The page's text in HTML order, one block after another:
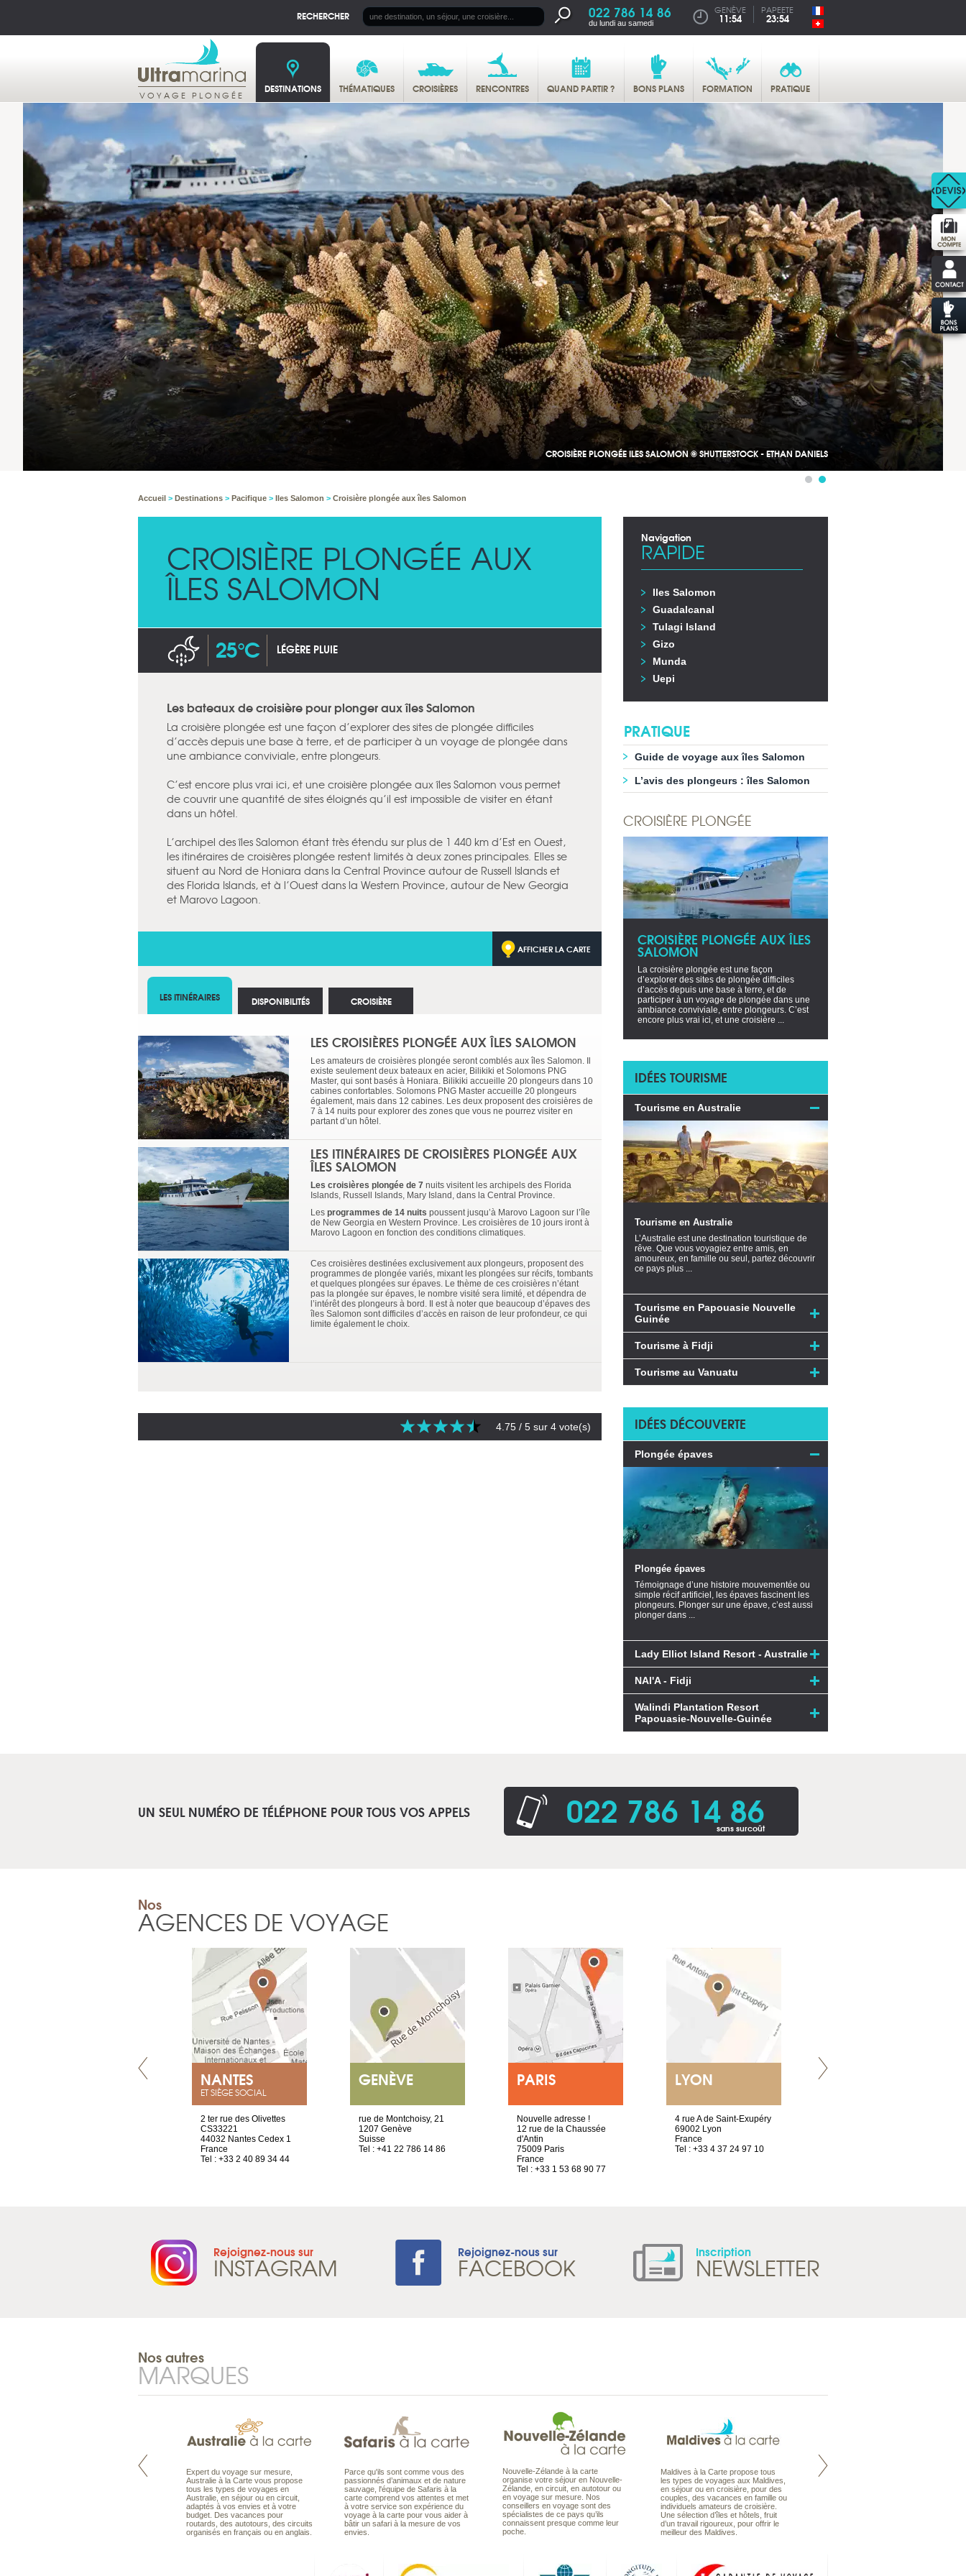
RECHERCHER 022 786 14 86
du lundi au samedi
GENÈVE
11:54
PAPEETE
23:54
VOYAGE PLONGÉE DESTINATIONS THÉMATIQUES CROISIÈRES RENCONTRES QUAND PARTIR ? BONS PLANS FORMATION PRATIQUE
CROISIÈRE PLONGÉE ILES SALOMON © SHUTTERSTOCK - ETHAN DANIELS
Accueil > Destinations > Pacifique > Iles Salomon > Croisière plongée aux îles Salomon
CROISIÈRE PLONGÉE AUX
ÎLES SALOMON
25°C LÉGÈRE PLUIE
Les bateaux de croisière pour plonger aux îles Salomon
La croisière plongée est une façon d’explorer des sites de plongée difficiles
d’accès depuis une base à terre, et de participer à un voyage de plongée dans
une ambiance conviviale, entre plongeurs.
C’est encore plus vrai ici, et une croisière plongée aux îles Salomon vous permet
de couvrir une quantité de sites éloignés qu’il est impossible de visiter en étant
dans un hôtel.
L’archipel des îles Salomon étant très étendu sur plus de 1 440 km d’Est en Ouest,
les itinéraires de croisières plongée restent limités à deux zones principales. Elles se
situent au Nord de Honiara dans la Central Province autour de Russell Islands et
des Florida Islands, et à l’Ouest dans la Western Province, autour de New Georgia
et Marovo Lagoon.
AFFICHER LA CARTE
LES ITINÉRAIRES
LES CROISIÈRES PLONGÉE AUX ÎLES SALOMON
Les amateurs de croisières plongée seront comblés aux îles Salomon. Il
existe seulement deux bateaux en acier, Bilikiki et Solomons PNG
Master, qui sont basés à Honiara. Bilikiki accueille 20 plongeurs dans 10
cabines confortables. Solomons PNG Master accueille 20 plongeurs
également, mais dans 12 cabines. Les deux proposent des croisières de
7 à 14 nuits pour explorer des zones que vous ne pourrez visiter en
partant d’un hôtel.
LES ITINÉRAIRES DE CROISIÈRES PLONGÉE AUX
ÎLES SALOMON
Les croisières plongée de 7 nuits visitent les archipels des Florida
Islands, Russell Islands, Mary Island, dans la Central Province.
Les programmes de 14 nuits poussent jusqu’à Marovo Lagoon sur l’île
de New Georgia en Western Province. Les croisières de 10 jours iront à
Marovo Lagoon en fonction des conditions climatiques.
Ces croisières destinées exclusivement aux plongeurs, proposent des
programmes de plongée variés, mixant les plongées sur récifs, tombants
et quelques plongées sur épaves. Le thème de ces croisières n’étant
pas la plongée sur épaves, le nombre visité sera limité, et dépendra de
l’intérêt des plongeurs à bord. Il est à noter que beaucoup d’épaves des
îles Salomon sont difficiles d’accès en raison de leur profondeur, ce qui
limite également le choix.
DISPONIBILITÉS CROISIÈRE
4.75 / 5 sur 4 vote(s)
Navigation
RAPIDE
Iles Salomon
Guadalcanal
Tulagi Island
Gizo
Munda
Uepi
PRATIQUE
Guide de voyage aux îles Salomon
L’avis des plongeurs : îles Salomon
CROISIÈRE PLONGÉE
CROISIÈRE PLONGÉE AUX ÎLES
SALOMON
La croisière plongée est une façon
d’explorer des sites de plongée difficiles
d’accès depuis une base à terre, et de
participer à un voyage de plongée dans une
ambiance conviviale, entre plongeurs. C’est
encore plus vrai ici, et une croisière ...
IDÉES TOURISME
Tourisme en Australie
Tourisme en Australie
L’Australie est une destination touristique de
rêve. Que vous voyagiez entre amis, en
amoureux, en famille ou seul, partez découvrir
ce pays plus ...
Tourisme en Papouasie Nouvelle
Guinée
Tourisme à Fidji
Tourisme au Vanuatu
IDÉES DÉCOUVERTE
Plongée épaves
Plongée épaves
Témoignage d’une histoire mouvementée ou
simple récif artificiel, les épaves fascinent les
plongeurs. Plonger sur une épave, c’est aussi
plonger dans ...
Lady Elliot Island Resort - Australie
NAI'A - Fidji
Walindi Plantation Resort
Papouasie-Nouvelle-Guinée
UN SEUL NUMÉRO DE TÉLÉPHONE POUR TOUS VOS APPELS 022 786 14 86
sans surcoût
Nos
AGENCES DE VOYAGE
NANTES
ET SIÈGE SOCIAL
2 ter rue des Olivettes
CS33221
44032 Nantes Cedex 1
France
Tel : +33 2 40 89 34 44
GENÈVE
rue de Montchoisy, 21
1207 Genève
Suisse
Tel : +41 22 786 14 86
PARIS
Nouvelle adresse !
12 rue de la Chaussée
d'Antin
75009 Paris
France
Tel : +33 1 53 68 90 77
LYON
4 rue A de Saint-Exupéry
69002 Lyon
France
Tel : +33 4 37 24 97 10
Rejoignez-nous sur
INSTAGRAM Rejoignez-nous sur
FACEBOOK Inscription
NEWSLETTER
Nos autres
MARQUES
Pacifique à la carte est le spécialiste
Expert du voyage sur mesure,
Australie à la Carte vous propose
tous les types de voyages en
Australie, en séjour ou en circuit,
adaptés à vos envies et à votre
budget. Des vacances pour
routards, des autotours, des circuits
organisés en français ou en anglais.
Parce qu'ils sont comme vous des
passionnés d’animaux et de nature
sauvage, l'équipe de Safaris à la
carte comprend vos attentes et met
à votre service son expérience du
voyage à la carte pour vous aider à
bâtir un safari à la mesure de vos
envies.
Nouvelle-Zélande à la carte
organise votre séjour en Nouvelle-
Zélande, en circuit, en autotour ou
en voyage sur mesure. Nos
conseillers en voyage sont des
spécialistes de ce pays qu’ils
connaissent presque comme leur
poche.
Maldives à la Carte propose tous
les types de voyages aux Maldives,
en séjour ou en croisière, pour des
couples, des vacances en famille ou
individuels amateurs de croisière.
Une sélection d’îles et hôtels, fruit
d’un travail rigoureux, pour offrir le
meilleur des Maldives.
Notre site Odyssee est un portail